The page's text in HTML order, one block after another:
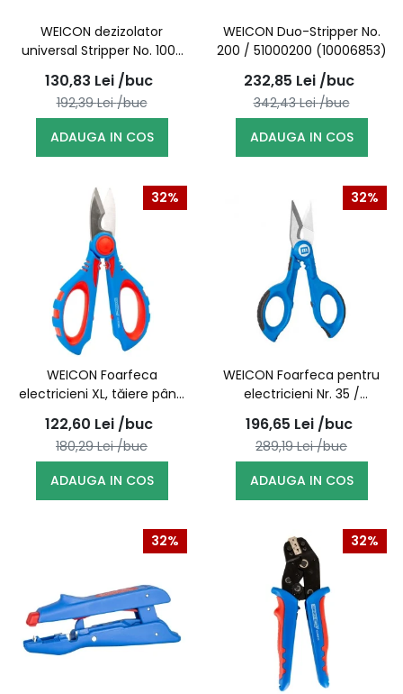
WEICON dezizolator
universal Stripper No. 100/
51000100 (10006798)
130,83 Lei /buc
192,39Lei /buc
ADAUGA IN COS
WEICON Duo-Stripper No.
200 / 51000200 (10006853)
232,85 Lei /buc
342,43Lei /buc
ADAUGA IN COS
32%
WEICON Foarfeca
electricieni XL, tăiere până
la 50 mm², cu sertizare /
10100025
122,60 Lei /buc
180,29Lei /buc
ADAUGA IN COS
32%
WEICON Foarfeca pentru
electricieni Nr. 35 /
52000035 (10039667)
196,65 Lei /buc
289,19Lei /buc
ADAUGA IN COS
32% 32%